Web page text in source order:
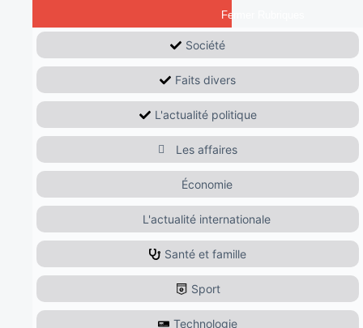
Fermer Rubriques
Société
Faits divers
L'actualité politique
Les affaires
Économie
L'actualité internationale
Santé et famille
Sport
Technologie